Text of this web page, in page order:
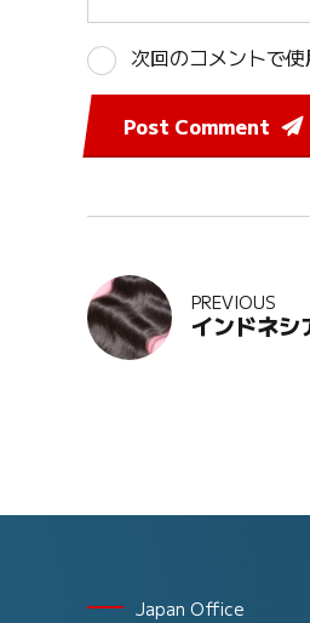
次回のコメントで
Post Comment
PREVIOUS
インドネシ
Japan Office